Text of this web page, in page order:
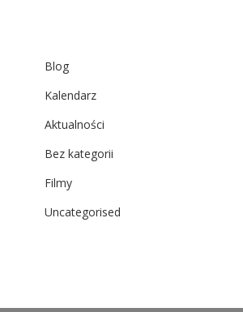
Blog
Kalendarz
Aktualności
Bez kategorii
Filmy
Uncategorised